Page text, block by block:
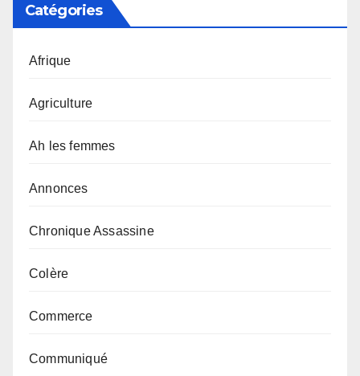
Catégories
Afrique
Agriculture
Ah les femmes
Annonces
Chronique Assassine
Colère
Commerce
Communiqué